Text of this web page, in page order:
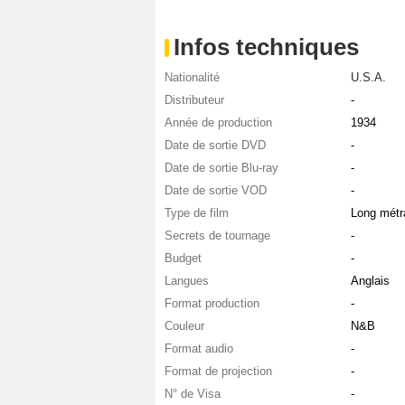
Infos techniques
Nationalité
U.S.A.
Distributeur
-
Année de production
1934
Date de sortie DVD
-
Date de sortie Blu-ray
-
Date de sortie VOD
-
Type de film
Long
Secrets de tournage
-
Budget
-
Langues
Anglais
Format production
-
Couleur
N&B
Format audio
-
Format de projection
-
N° de Visa
-